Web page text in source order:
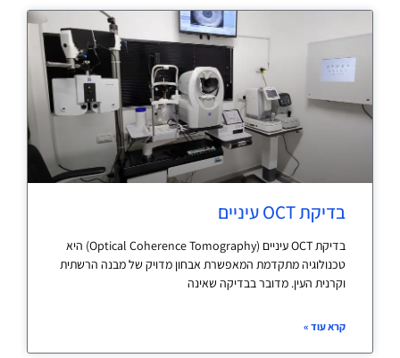
בדיקת OCT עיניים
בדיקת OCT עיניים (Optical Coherence Tomography) היא
טכנולוגיה מתקדמת המאפשרת אבחון מדויק של מבנה הרשתית
וקרנית העין. מדובר בבדיקה שאינה
קרא עוד »